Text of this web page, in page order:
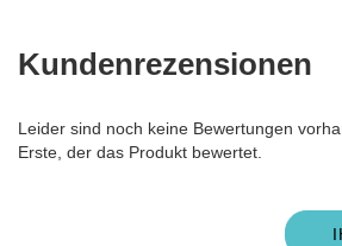
Kundenrezensionen
Leider sind noch keine Bewertungen
Erste, der das Produkt bewertet.